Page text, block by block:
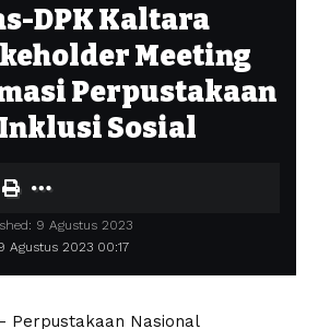
DPK Kaltara
Meeting
Perpustakaan
Sosial
Agustus 2023 00:17
9 Agustus 2023
Perpustakaan Nasional